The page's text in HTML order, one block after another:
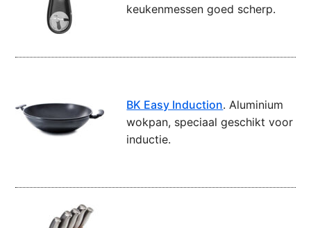
keukenmessen goed scherp.
BK Easy Induction. Aluminium
wokpan, speciaal geschikt voor
inductie.